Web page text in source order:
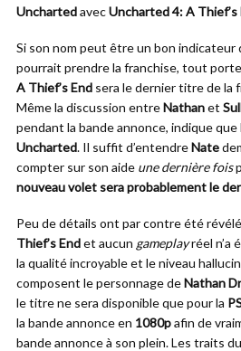
UnchartedavecUncharted 4: A Thief’s
Si son nom peut être un bon indicateur
pourrait prendre la franchise, tout
A Thief’s End sera le dernier titre de la
Même la discussion entreNathanet
pendant la bande annonce, indique que
Uncharted. Il suffit d’entendreNate
compter sur son aide une dernière fois
nouveau volet sera probablement le
Peu de détails ont par contre été
Thief’s Endet aucun gameplayréel n’a
la qualité incroyable et le niveau
composent le personnage deNathan
le titre ne sera disponible que pour la
la bande annonce en 1080pafin de
bande annonce à son plein. Les traits